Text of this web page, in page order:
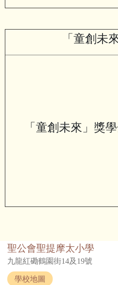
「童創未
「童創未來」獎
聖公會聖提摩太小學
九龍紅磡鶴園街14及19號
學校地圖